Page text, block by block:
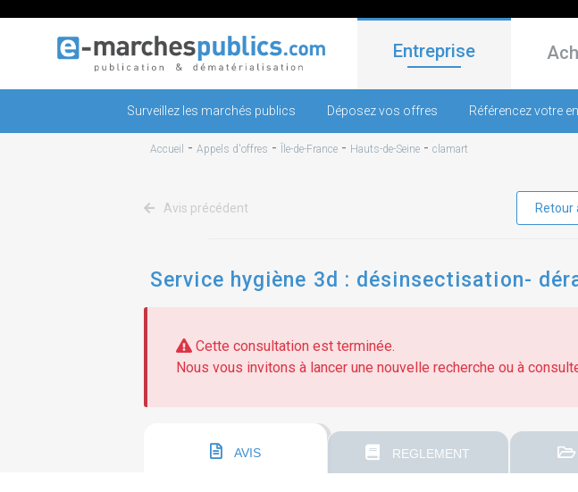
Entreprise
Surveillez les marchés publics Déposez vos offres Référencez votre
Accueil - Appels d'offres - Île-de-France - Hauts-de-Seine - clamart
Avis précédent Retour
Service hygiène 3d : désinsectisation-
Cette consultation est terminée.
Nous vous invitons à lancer une nouvelle recherche ou à
AVIS REGLEMENT